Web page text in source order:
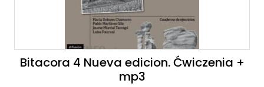
Bitacora 4 Nueva edicion. Ćwiczenia +
mp3